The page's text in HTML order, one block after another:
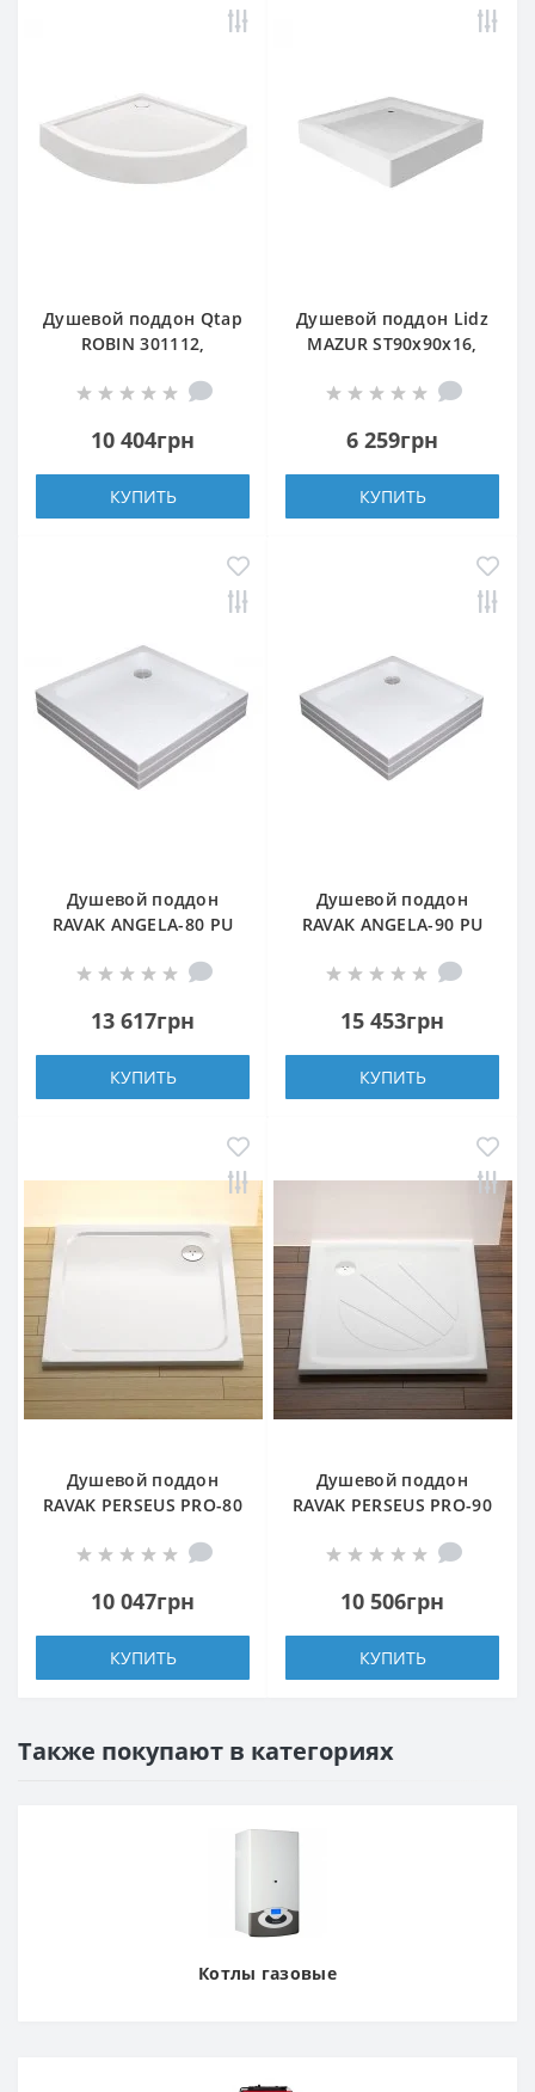
Душевой поддон Qtap
ROBIN 301112,
100x100x12,
диаметр слива 90 мм
10 404грн
КУПИТЬ
Душевой поддон Lidz
MAZUR ST90x90x16,
акриловый + ножки,
6 259грн
КУПИТЬ
Душевой поддон
RAVAK ANGELA-80 PU
13 617грн
КУПИТЬ
Душевой поддон
RAVAK ANGELA-90 PU
15 453грн
КУПИТЬ
Душевой поддон
RAVAK PERSEUS PRO-80
10 047грн
КУПИТЬ
Душевой поддон
RAVAK PERSEUS PRO-90
10 506грн
КУПИТЬ
Также покупают в категориях
Котлы газовые